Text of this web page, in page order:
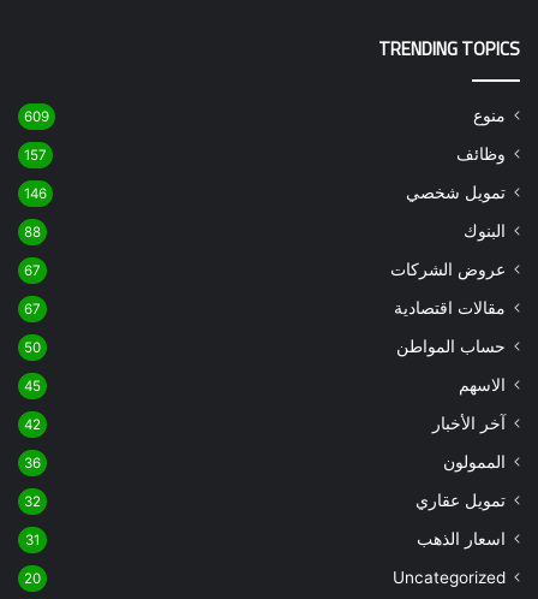
TRENDING TOPICS
منوع 609
وظائف 157
تمويل شخصي 146
البنوك 88
عروض الشركات 67
مقالات اقتصادية 67
حساب المواطن 50
الاسهم 45
آخر الأخبار 42
الممولون 36
تمويل عقاري 32
اسعار الذهب 31
Uncategorized
20